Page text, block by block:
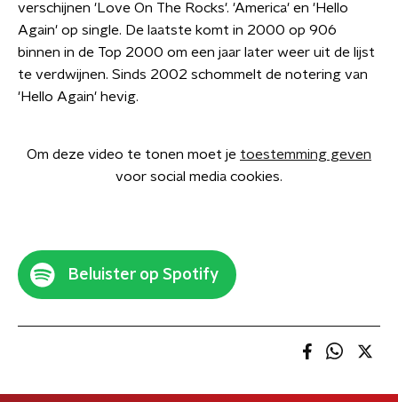
verschijnen 'Love On The Rocks'. 'America' en 'Hello
Again' op single. De laatste komt in 2000 op 906
binnen in de Top 2000 om een jaar later weer uit de lijst
te verdwijnen. Sinds 2002 schommelt de notering van
'Hello Again' hevig.
Om deze video te tonen moet je toestemming geven
voor social media cookies.
Beluister op Spotify